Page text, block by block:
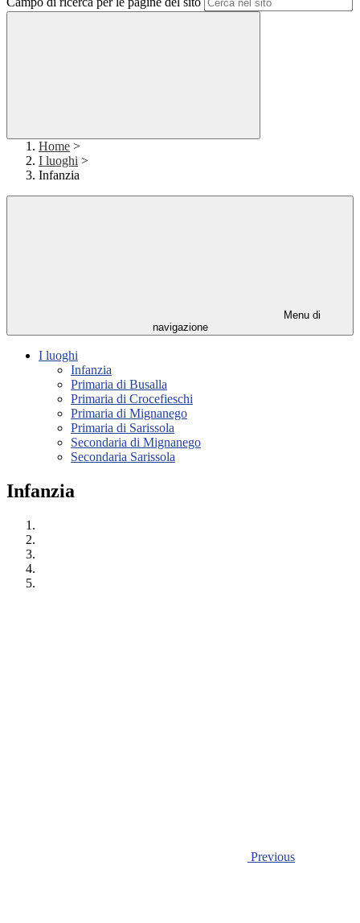
Home >
I luoghi >
Infanzia
Menu di
navigazione
I luoghi
Infanzia
Primaria di Busalla
Primaria di Crocefieschi
Primaria di Mignanego
Primaria di Sarissola
Secondaria di Mignanego
Secondaria Sarissola
Infanzia
Previous